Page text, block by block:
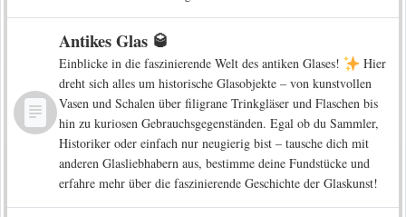
Antikes Glas 🥃
Einblicke in die faszinierende Welt des antiken Glases!
Hier
dreht sich alles um historische Glasobjekte – von kunstvollen
Vasen und Schalen über filigrane Trinkgläser und Flaschen bis
hin zu kuriosen Gebrauchsgegenständen. Egal ob du Sammler,
Historiker oder einfach nur neugierig bist – tausche dich mit
anderen Glasliebhabern aus, bestimme deine Fundstücke und
erfahre mehr über die faszinierende Geschichte der Glaskunst!